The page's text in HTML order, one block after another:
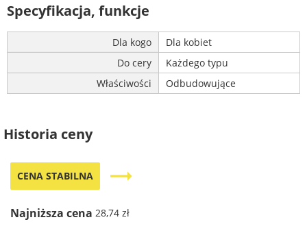
Specyfikacja, funkcje
Dla kogo
Dla kobiet
Do cery
Każdego typu
Właściwości
Odbudowujące
Historia ceny
CENA STABILNA trending_flat
Najniższa cena 28,74 zł